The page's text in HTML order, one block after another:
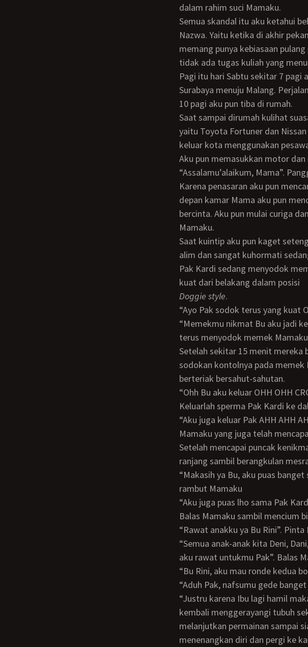
dalam rahim suci Mamaku.
Semua skandal itu aku ketahui beberapa bulan sebelum Mama melahirkan Nadya dan
Nazwa. Yaitu ketika di akhir
memang punya kebiasaan
tidak ada tugas kuliah yang
Pagi itu hari Sabtu sekitar 7 pagi aku berangkat dari kosan menggunakan motor dari
Surabaya menuju Malang.
10 pagi aku pun tiba di rumah.
Saat sampai dirumah kulihat suasana cukup sepi dan terlihat 2 mobil milik Papaku
yaitu Toyota Fortuner dan
keluar kota menggunakan
Aku pun memasukkan motor
“Assalamu’alaikum, Mama”.
Karena penasaran aku pun mencari Mama ke seantero sudut rumah. Ketika sampai di
depan kamar Mama aku pun
bercinta. Aku pun mulai curiga
Mamaku.
Saat kuintip aku pun kaget setengah mati. Ternyata Mamaku yang selama ini sangat
alim dan sangat kuhormati
Pak Kardi sedang menyodok
kuat dari belakang dalam posisi
doggie style.
“Ayo Pak sodok terus yang
“Memekmu nikmat Bu aku jadi ketagihan OHH OHH OHH”. Desah Pak Kardi sambil
terus menyodok memek
Setelah sekitar 15 menit mereka bercinta tiba-tiba Pak Kardi pun mempercepat
sodokan kontolnya pada memek
berteriak bersahut-sahutan.
“Ohh Bu aku keluar OHH OHH CROOT CROOT CROOT CROOT CROOT CROOT!”
Keluarlah sperma Pak Kardi ke
“Aku juga keluar Pak AHH AHH AHH CREETT CREETT CREETT CREETT!” Teriak
Mamaku yang juga telah
Setelah mencapai puncak kenikmatan masing-masing keduanya pun tiduran di
ranjang sambil berangkulan
“Makasih ya Bu, aku puas banget sama Bu Rini”. Kata Pak Kardi sambil membelai
rambut Mamaku
“Aku juga puas lho sama Pak
Balas Mamaku sambil mencium
“Rawat anakku ya Bu Rini”.
“Semua anak-anak kita Deni, Dani, Dina dan si kembar yang ada di perutku ini akan
aku rawat untukmu Pak”. Balas
“Bu Rini, aku mau ronde kedua
“Aduh Pak, nafsumu gede
“Justru karena Ibu lagi hamil makanya nafsuku jadi meluap-luap”. Katanya sambil
kembali menggerayangi tubuh
melanjutkan permainan sampai
menenangkan diri dan pergi ke